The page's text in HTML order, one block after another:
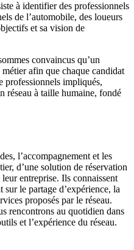
à identifier des professionnels
de l’automobile, des loueurs
et sa vision de
convaincus qu’un
afin que chaque candidat
professionnels impliqués,
réseau à taille humaine, fondé
l’accompagnement et les
d’une solution de réservation
entreprise. Ils connaissent
le partage d’expérience, la
proposés par le réseau.
rencontrons au quotidien dans
et l’expérience du réseau.